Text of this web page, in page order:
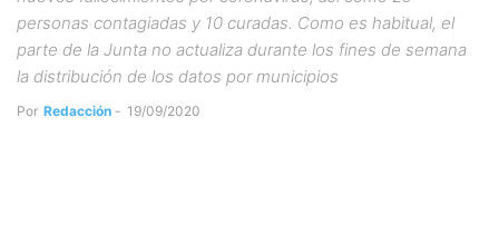
personas contagiadas y 10 curadas. Como es habitual, el
parte de la Junta no actualiza durante los fines de semana
la distribución de los datos por municipios
Por Redacción - 19/09/2020